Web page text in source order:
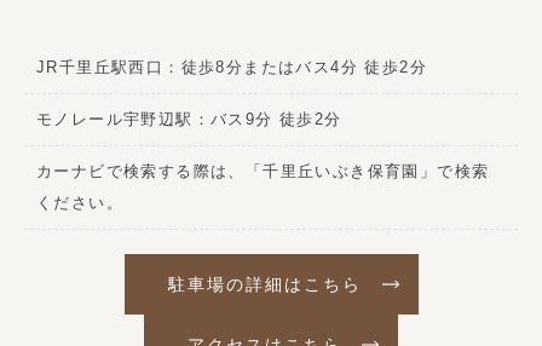
JR千里丘駅西口：徒歩8分またはバス4分 徒歩2分
モノレール宇野辺駅：バス9分 徒歩2分
カーナビで検索する際は、「千里丘いぶき保育園」で検索
ください。
駐車場の詳細はこちら